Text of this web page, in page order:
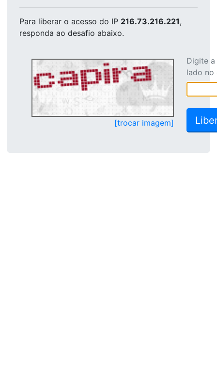
Para liberar o acesso do IP 216.73.216.221,
responda ao desafio abaixo.
[trocar imagem]
Digite
lado no